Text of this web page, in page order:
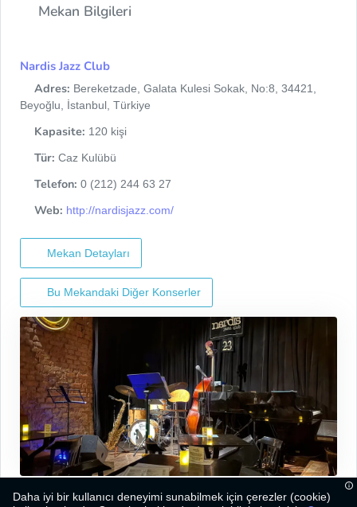
Mekan Bilgileri
Nardis Jazz Club
Adres: Bereketzade, Galata Kulesi Sokak, No:8, 34421,
Beyoğlu, İstanbul, Türkiye
Kapasite: 120 kişi
Tür: Caz Kulübü
Telefon: 0 (212) 244 63 27
Web: http://nardisjazz.com/
Mekan Detayları
Bu Mekandaki Diğer Konserler
Daha iyi bir kullanıcı deneyimi sunabilmek için çerezler (cookie)